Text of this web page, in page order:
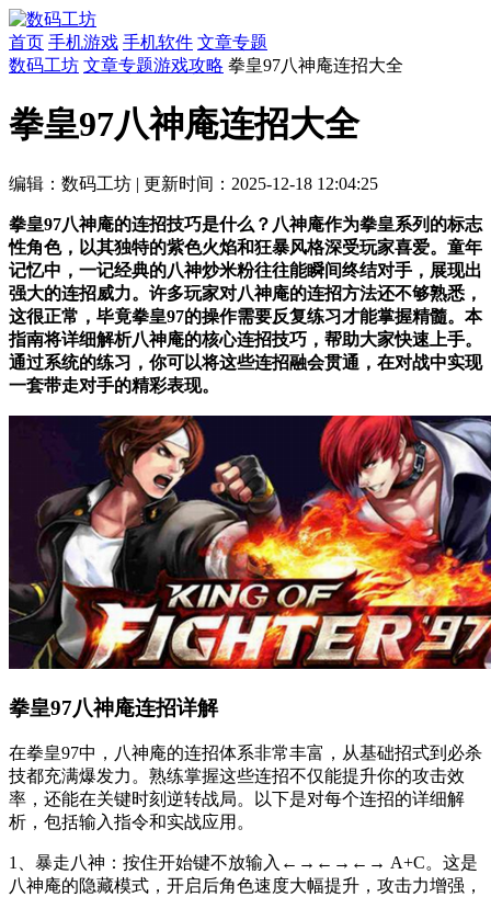
首页 手机游戏 手机软件 文章专题
数码工坊 文章专题游戏攻略 拳皇97八神庵连招大全
拳皇97八神庵连招大全
编辑：数码工坊 | 更新时间：2025-12-18 12:04:25
拳皇97八神庵的连招技巧是什么？八神庵作为拳皇系列的标志
性角色，以其独特的紫色火焰和狂暴风格深受玩家喜爱。童年
记忆中，一记经典的八神炒米粉往往能瞬间终结对手，展现出
强大的连招威力。许多玩家对八神庵的连招方法还不够熟悉，
这很正常，毕竟拳皇97的操作需要反复练习才能掌握精髓。本
指南将详细解析八神庵的核心连招技巧，帮助大家快速上手。
通过系统的练习，你可以将这些连招融会贯通，在对战中实现
一套带走对手的精彩表现。
拳皇97八神庵连招详解
在拳皇97中，八神庵的连招体系非常丰富，从基础招式到必杀
技都充满爆发力。熟练掌握这些连招不仅能提升你的攻击效
率，还能在关键时刻逆转战局。以下是对每个连招的详细解
析，包括输入指令和实战应用。
1、暴走八神：按住开始键不放输入←→←→←→ A+C。这是
八神庵的隐藏模式，开启后角色速度大幅提升，攻击力增强，